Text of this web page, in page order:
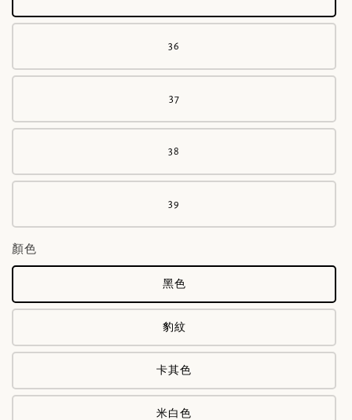
36
37
38
39
顏色
黑色
豹紋
卡其色
米白色